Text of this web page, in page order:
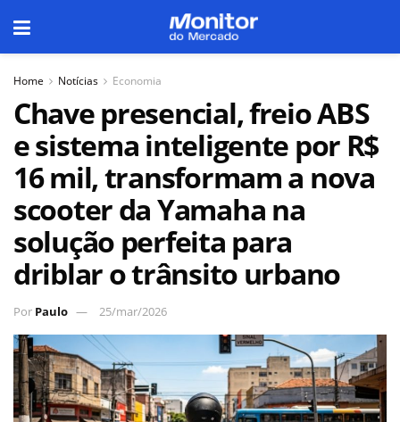
Home Notícias Economia
Chave presencial, freio ABS
e sistema inteligente por R$
16 mil, transformam a nova
scooter da Yamaha na
solução perfeita para
driblar o trânsito urbano
Por Paulo 25/mar/2026